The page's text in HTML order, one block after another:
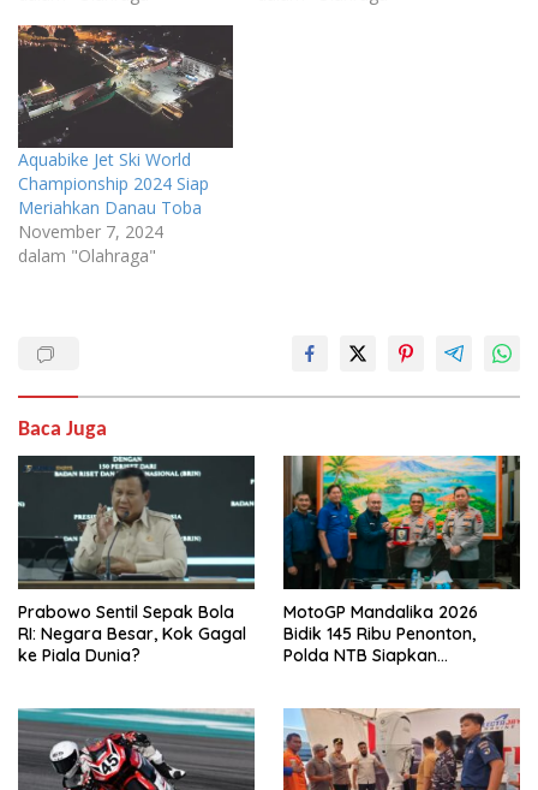
Aquabike Jet Ski World
Championship 2024 Siap
Meriahkan Danau Toba
November 7, 2024
dalam "Olahraga"
Baca Juga
Prabowo Sentil Sepak Bola
RI: Negara Besar, Kok Gagal
ke Piala Dunia?
MotoGP Mandalika 2026
Bidik 145 Ribu Penonton,
Polda NTB Siapkan